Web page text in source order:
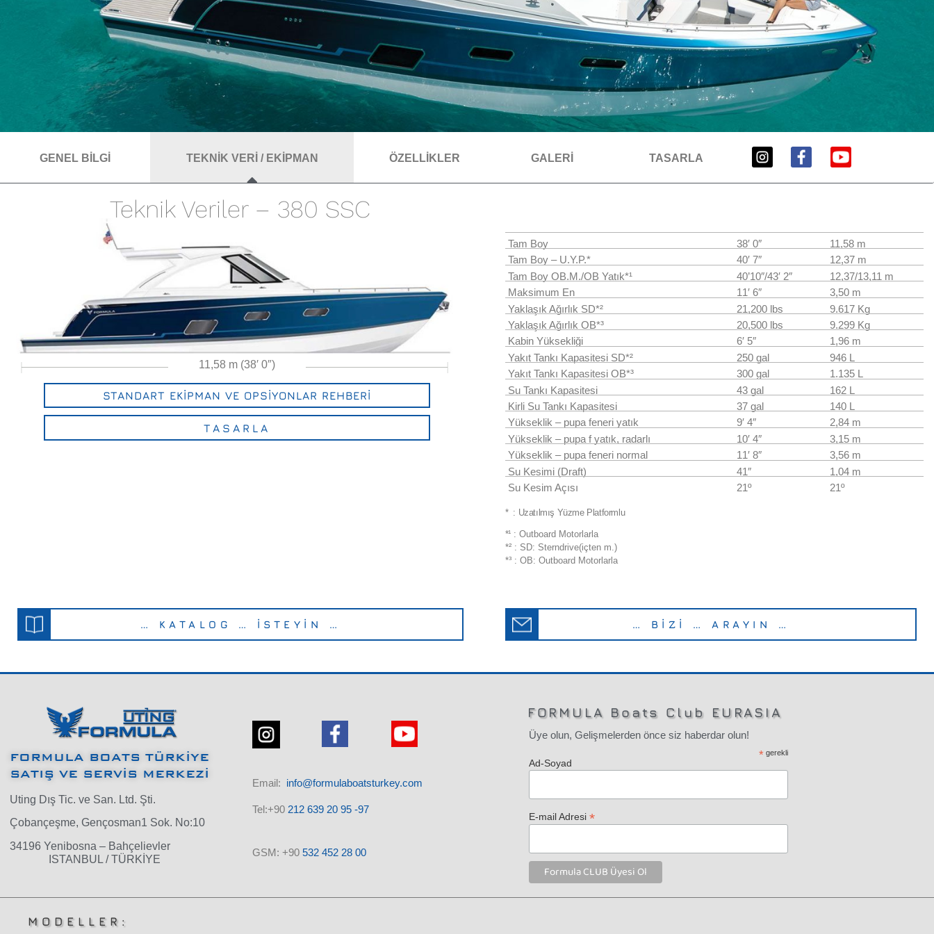
GENEL BİLGİ TEKNİK VERİ / EKİPMAN ÖZELLİKLER GALERİ TASARLA
Teknik Veriler – 380 SSC
11,58 m (38′ 0″)
STANDART EKİPMAN VE OPSİYONLAR REHBERİ
TASARLA
Tam Boy
Tam Boy – U.Y.P.*
Tam Boy OB.M./OB Yatık*¹
Maksimum En
Yaklaşık Ağırlık SD*²
Yaklaşık Ağırlık OB*³
Kabin Yüksekliği
Yakıt Tankı Kapasitesi SD*²
Yakıt Tankı Kapasitesi OB*³
Su Tankı Kapasitesi
Kirli Su Tankı Kapasitesi
Yükseklik – pupa feneri yatık
Yükseklik – pupa f yatık, radarlı
Yükseklik – pupa feneri normal
Su Kesimi (Draft)
Su Kesim Açısı
* : Uzatılmış Yüzme Platformlu
*¹ : Outboard Motorlarla
*²: SD: Sterndrive(içten m.)
*³: OB: Outboard Motorlarla
38′ 0″
40′ 7″
40’10″/43′ 2″
11′ 6″
21,200 lbs
20,500 lbs
6′ 5″
250 gal
300 gal
43 gal
37 gal
9′ 4″
10′ 4″
11′ 8″
41″
21º
11,58 m
12,37 m
12,37/13,11 m
3,50 m
9.617 Kg
9.299 Kg
1,96 m
946 L
1.135 L
162 L
140 L
2,84 m
3,15 m
3,56 m
1,04 m
21º
… KATALOG … İSTEYİN … … BİZİ … ARAYIN …
FORMULA BOATS TÜRKİYE
SATIŞ VE SERVİS MERKEZİ
Uting Dış Tic. ve San. Ltd. Şti.
Çobançeşme, Gençosman1 Sok. No:10
34196 Yenibosna – Bahçelievler
ISTANBUL / TÜRKİYE
Email: info@formulaboatsturkey.com
Tel:+90212 639 20 95 -97
GSM: +90 532452 2800
FORMULA Boats Club EURASIA
Üye olun, Gelişmelerden önce siz haberdar olun!
* gerekli
Ad-Soyad
E-mail Adresi *
MODELLER: